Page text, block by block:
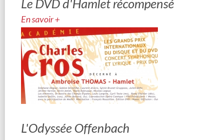
Le DVD d'Hamlet récompensé
En savoir +
L'Odyssée Offenbach